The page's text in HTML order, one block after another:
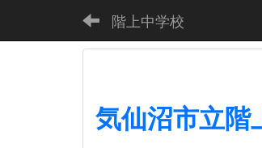
階上中学校
気仙沼市立階